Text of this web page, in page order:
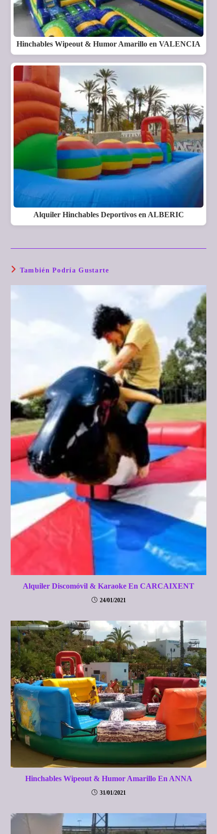
Hinchables Wipeout & Humor Amarillo en VALENCIA
Alquiler Hinchables Deportivos en ALBERIC
También Podría Gustarte
Alquiler Discomóvil & Karaoke En CARCAIXENT
24/01/2021
Hinchables Wipeout & Humor Amarillo En ANNA
31/01/2021